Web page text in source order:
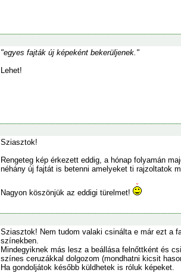
"egyes fajták új képeként bekerüljenek."
Lehet!
Sziasztok!
Rengeteg kép érkezett eddig, a hónap folyamán
néhány új fajtát is betenni amelyeket ti rajzoltatok
Nagyon köszönjük az eddigi türelmet!
Sziasztok! Nem tudom valaki csinálta e már ezt a
színekben.
Mindegyiknek más lesz a beállása felnőttként és
színes ceruzákkal dolgozom (mondhatni kicsit
Ha gondoljátok később küldhetek is róluk képeket.